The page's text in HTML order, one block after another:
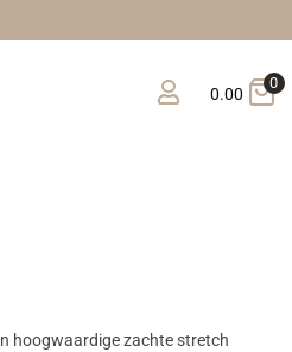
0.00
0
hoogwaardige zachte stretch